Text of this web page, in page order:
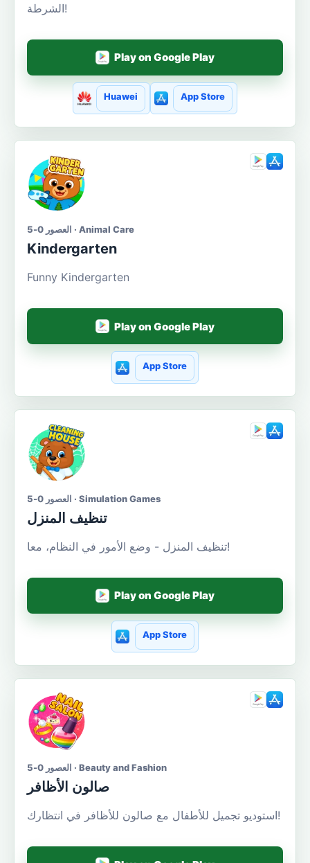
الشرطة!
Play on Google Play
Huawei App Store
العصور 0-5 · Animal Care
Kindergarten
Funny Kindergarten
Play on Google Play
App Store
العصور 0-5 · Simulation Games
تنظيف المنزل
تنظيف المنزل - وضع الأمور في النظام، معا!
Play on Google Play
App Store
العصور 0-5 · Beauty and Fashion
صالون الأظافر
استوديو تجميل للأطفال مع صالون للأظافر في انتظارك!